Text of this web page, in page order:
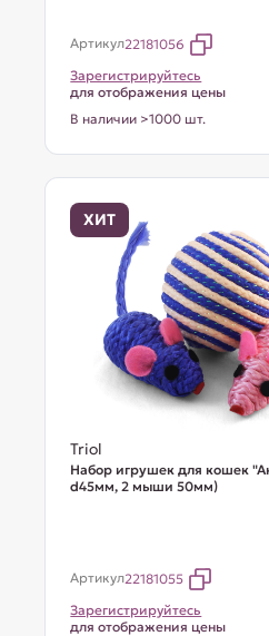
Артикул22181056
Зарегистрируйтесь
для отображения цены
В наличии >1000 шт.
ХИТ
Triol
Набор игрушек для кошек
d45мм, 2 мыши 50мм)
Артикул22181055
Зарегистрируйтесь
для отображения цены